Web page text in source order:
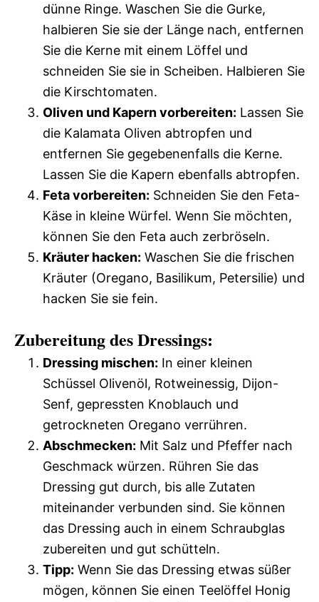
dünne Ringe. Waschen Sie die Gurke,
halbieren Sie sie der Länge nach, entfernen
Sie die Kerne mit einem Löffel und
schneiden Sie sie in Scheiben. Halbieren Sie
die Kirschtomaten.
Oliven und Kapern vorbereiten: Lassen Sie
die Kalamata Oliven abtropfen und
entfernen Sie gegebenenfalls die Kerne.
Lassen Sie die Kapern ebenfalls abtropfen.
Feta vorbereiten: Schneiden Sie den Feta-
Käse in kleine Würfel. Wenn Sie möchten,
können Sie den Feta auch zerbröseln.
Kräuter hacken: Waschen Sie die frischen
Kräuter (Oregano, Basilikum, Petersilie) und
hacken Sie sie fein.
Zubereitung des Dressings:
Dressing mischen: In einer kleinen
Schüssel Olivenöl, Rotweinessig, Dijon-
Senf, gepressten Knoblauch und
getrockneten Oregano verrühren.
Abschmecken: Mit Salz und Pfeffer nach
Geschmack würzen. Rühren Sie das
Dressing gut durch, bis alle Zutaten
miteinander verbunden sind. Sie können
das Dressing auch in einem Schraubglas
zubereiten und gut schütteln.
Tipp: Wenn Sie das Dressing etwas süßer
mögen, können Sie einen Teelöffel Honig